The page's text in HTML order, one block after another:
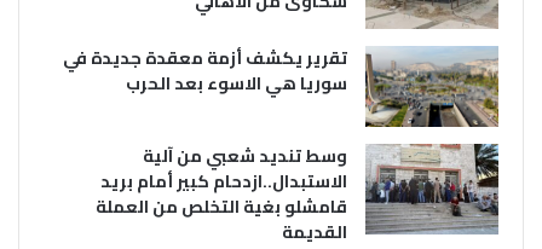
تقرير يكشف أزمة معقدة جديدة في
سوريا هي الاسوء بعد الحرب
وسط تنديد شعبي من آلية
الاستبدال..ازدحام كبير أمام بريد
قامشلو بغية التخلص من العملة
القديمة